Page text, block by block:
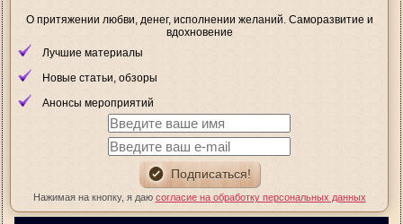
О притяжении любви, денег, исполнении желаний. Саморазвитие и
вдохновение
Лучшие материалы
Новые статьи, обзоры
Анонсы мероприятий
Нажимая на кнопку, я даю согласие на обработку персональных данных